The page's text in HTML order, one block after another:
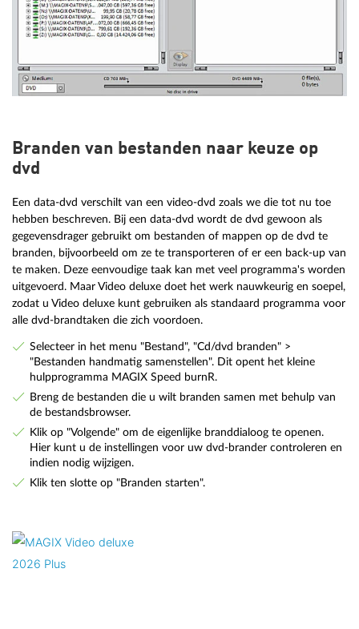
Branden van bestanden naar keuze op
dvd
Een data-dvd verschilt van een video-dvd zoals we die tot nu toe
hebben beschreven. Bij een data-dvd wordt de dvd gewoon als
gegevensdrager gebruikt om bestanden of mappen op de dvd te
branden, bijvoorbeeld om ze te transporteren of er een back-up van
te maken. Deze eenvoudige taak kan met veel programma's worden
uitgevoerd. Maar Video deluxe doet het werk nauwkeurig en soepel,
zodat u Video deluxe kunt gebruiken als standaard programma voor
alle dvd-brandtaken die zich voordoen.
Selecteer in het menu "Bestand", "Cd/dvd branden" >
"Bestanden handmatig samenstellen". Dit opent het kleine
hulpprogramma MAGIX Speed burnR.
Breng de bestanden die u wilt branden samen met behulp van
de bestandsbrowser.
Klik op "Volgende" om de eigenlijke branddialoog te openen.
Hier kunt u de instellingen voor uw dvd-brander controleren en
indien nodig wijzigen.
Klik ten slotte op "Branden starten".